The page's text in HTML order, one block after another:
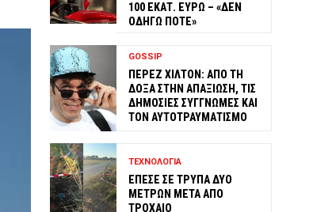
100 ΕΚΑΤ. ΕΥΡΩ – «ΔΕΝ
ΟΔΗΓΩ ΠΟΤΕ»
GOSSIP
ΠΕΡΕΖ ΧΙΛΤΟΝ: ΑΠΟ ΤΗ
ΔΟΞΑ ΣΤΗΝ ΑΠΑΞΙΩΣΗ, ΤΙΣ
ΔΗΜΟΣΙΕΣ ΣΥΓΓΝΩΜΕΣ ΚΑΙ
ΤΟΝ ΑΥΤΟΤΡΑΥΜΑΤΙΣΜΟ
ΤΕΧΝΟΛΟΓΙΑ
ΕΠΕΣΕ ΣΕ ΤΡΥΠΑ ΔΥΟ
ΜΕΤΡΩΝ ΜΕΤΑ ΑΠΟ
ΤΡΟΧΑΙΟ